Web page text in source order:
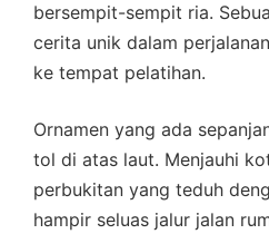
bersempit-sempit ria.
cerita unik dalam
ke tempat pelatihan.
Ornamen yang ada
tol di atas laut. Menjauhi
perbukitan yang teduh
hampir seluas jalur jalan